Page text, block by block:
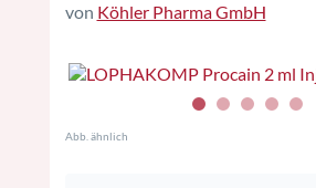
von Köhler Pharma GmbH
Abb. ähnlich